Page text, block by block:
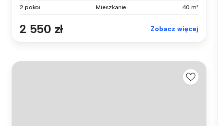
2 pokoi Mieszkanie 40 m²
2 550 zł Zobacz więcej